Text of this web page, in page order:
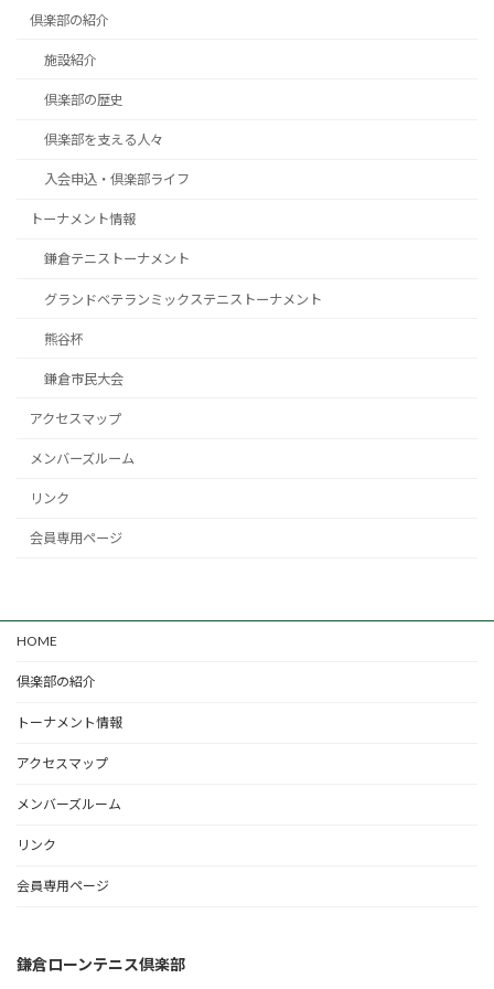
倶楽部の紹介
施設紹介
倶楽部の歴史
倶楽部を支える人々
入会申込・倶楽部ライフ
トーナメント情報
鎌倉テニストーナメント
グランドベテランミックステニストーナメント
熊谷杯
鎌倉市民大会
アクセスマップ
メンバーズルーム
リンク
会員専用ページ
HOME
倶楽部の紹介
トーナメント情報
アクセスマップ
メンバーズルーム
リンク
会員専用ページ
鎌倉ローンテニス倶楽部